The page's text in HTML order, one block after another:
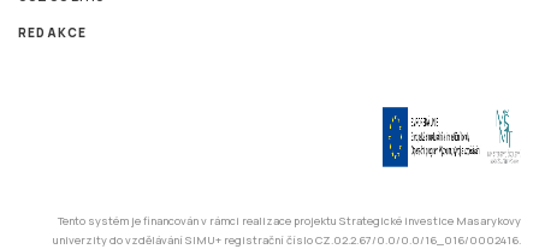
Tento systém je financován v rámci realizace projektu Strategické investice Masarykovy